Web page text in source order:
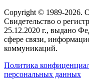
Copyright © 1989-2026.
Свидетельство о
25.12.2020 г., выдано
сфере связи,
коммуникаций.
Политика
персональных данных